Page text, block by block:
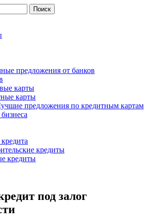
предложения от банков
карты
карты
предложения по кредитным картам
кредиты
кредиты
под залог